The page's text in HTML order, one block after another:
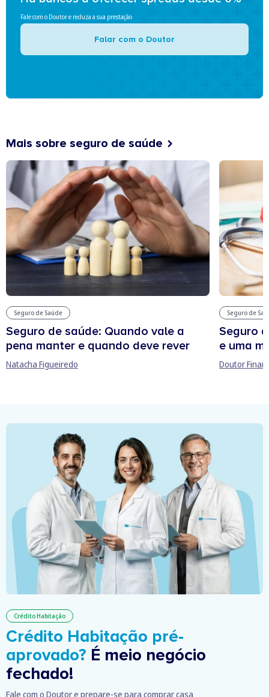
Fale com o Doutor e reduza a sua prestação
Falar com o Doutor
Mais sobre seguro de saúde
Seguro de Saúde
Seguro de saúde: Quando vale a
pena manter e quando deve rever
Natacha Figueiredo
Seguro de
Seguro
e uma
Doutor
Crédito Habitação
Crédito Habitação pré-
aprovado? É meio negócio
fechado!
Fale com o Doutor e prepare-se para comprar casa